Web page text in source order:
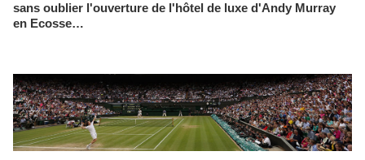
sans oublier l'ouverture de l'hôtel de luxe d'Andy Murray
en Ecosse…